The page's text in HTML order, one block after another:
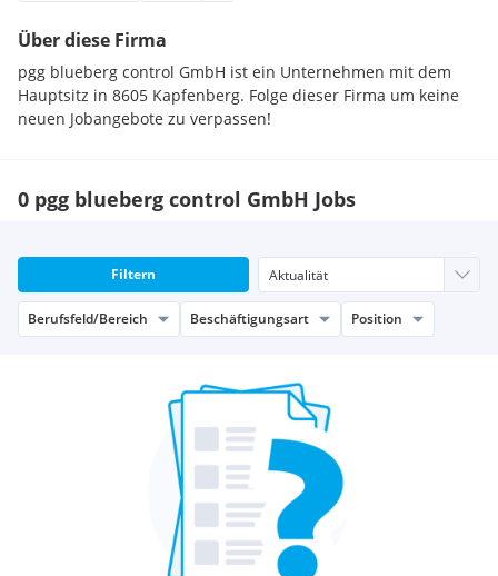
Über diese Firma
pgg blueberg control GmbH ist ein Unternehmen mit dem
Hauptsitz in 8605 Kapfenberg. Folge dieser Firma um keine
neuen Jobangebote zu verpassen!
0 pgg blueberg control GmbH Jobs
Filtern
Berufsfeld/Bereich Beschäftigungsart Position